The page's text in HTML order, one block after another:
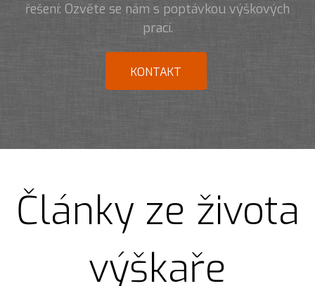
řešení: Ozvěte se nám s poptávkou výškových
prací.
KONTAKT
Články ze života
výškaře